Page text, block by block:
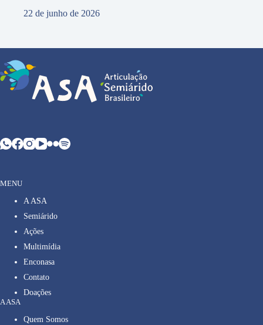
22 de junho de 2026
MENU
A ASA
Semiárido
Ações
Multimídia
Enconasa
Contato
Doações
A ASA
Quem Somos